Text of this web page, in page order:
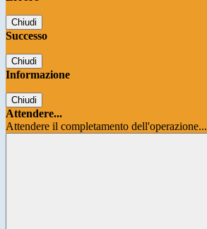
Chiudi
Successo
Chiudi
Informazione
Chiudi
Attendere...
Attendere il completamento dell'operazione...